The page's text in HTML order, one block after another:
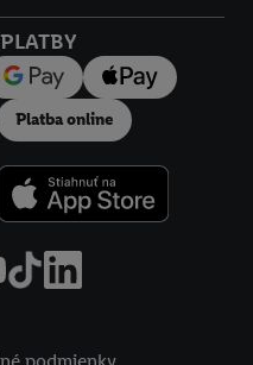
Platba online